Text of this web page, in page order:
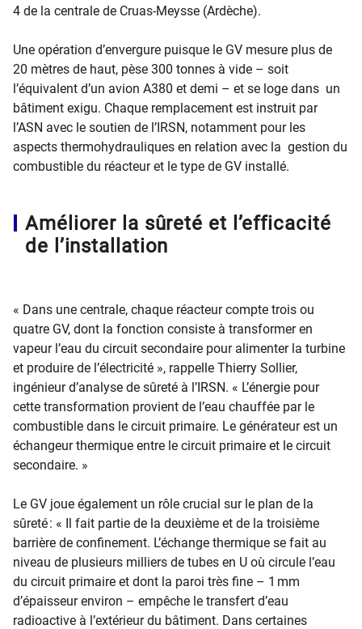
4 de la centrale de Cruas-Meysse (Ardèche).
Une opération d’envergure puisque le GV mesure plus de
20 mètres de haut, pèse 300 tonnes à vide – soit
l’équivalent d’un avion A380 et demi – et se loge dans un
bâtiment exigu. Chaque remplacement est instruit par
l’ASN avec le soutien de l’IRSN, notamment pour les
aspects thermohydrauliques en relation avec la gestion du
combustible du réacteur et le type de GV installé.
Améliorer la sûreté et l’efficacité
de l’installation
« Dans une centrale, chaque réacteur compte trois ou
quatre GV, dont la fonction consiste à transformer en
vapeur l’eau du circuit secondaire pour alimenter la turbine
et produire de l’électricité », rappelle Thierry Sollier,
ingénieur d’analyse de sûreté à l’IRSN. « L’énergie pour
cette transformation provient de l’eau chauffée par le
combustible dans le circuit primaire. Le générateur est un
échangeur thermique entre le circuit primaire et le circuit
secondaire. »
Le GV joue également un rôle crucial sur le plan de la
sûreté : « Il fait partie de la deuxième et de la troisième
barrière de confinement. L’échange thermique se fait au
niveau de plusieurs milliers de tubes en U où circule l’eau
du circuit primaire et dont la paroi très fine – 1 mm
d’épaisseur environ – empêche le transfert d’eau
radioactive à l’extérieur du bâtiment. Dans certaines